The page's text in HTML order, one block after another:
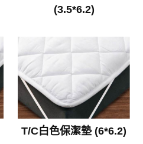
(3.5*6.2)
T/C白色保潔墊 (6*6.2)